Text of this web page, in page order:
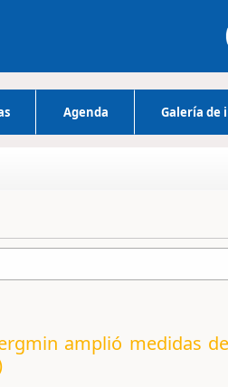
Agenda Galería de
amplió medidas